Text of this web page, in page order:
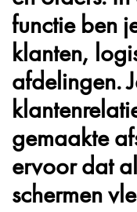
functie ben
klanten,
afdelingen.
gemaakte
ervoor dat
schermen